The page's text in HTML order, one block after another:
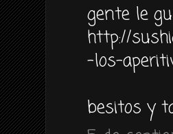
gente le
http://
-los-
besitos y